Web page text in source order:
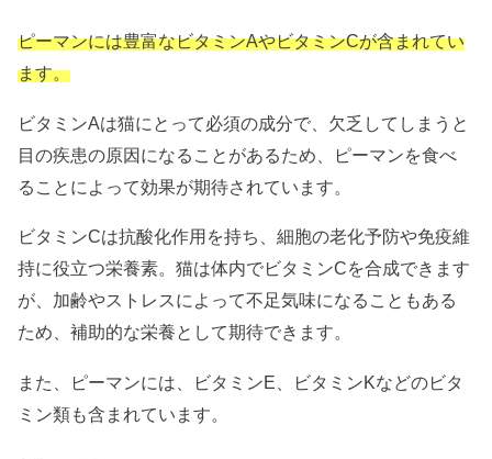
ピーマンには豊富なビタミンAやビタミンCが含まれてい
ます。
ビタミンAは猫にとって必須の成分で、欠乏してしまうと
目の疾患の原因になることがあるため、ピーマンを食べ
ることによって効果が期待されています。
ビタミンCは抗酸化作用を持ち、細胞の老化予防や免疫維
持に役立つ栄養素。猫は体内でビタミンCを合成できます
が、加齢やストレスによって不足気味になることもある
ため、補助的な栄養として期待できます。
また、ピーマンには、ビタミンE、ビタミンKなどのビタ
ミン類も含まれています。